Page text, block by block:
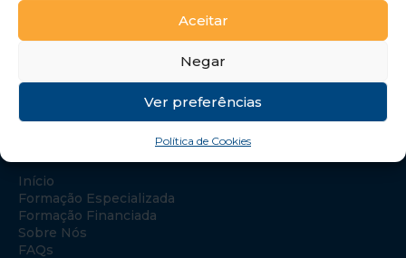
Aceitar
Negar
Ver preferências
Política de Cookies
Início
Formação Especializada
Formação Financiada
Sobre Nós
FAQs